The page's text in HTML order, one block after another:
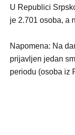
U Republici
je 2.701 osoba, a
Napomena: Na
prijavljen jedan
periodu (osoba iz